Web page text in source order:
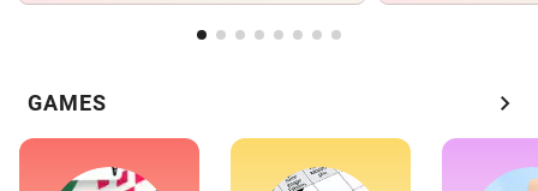
GAMES chevron_right